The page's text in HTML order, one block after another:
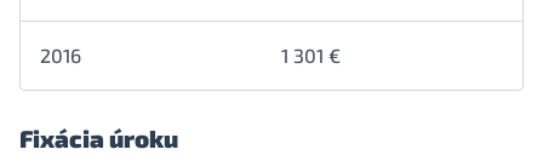
2016 1 301 €
Fixácia úroku